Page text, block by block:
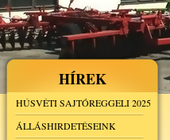
HÍREK
HÚSVÉTI SAJTÓREGGELI 2025
ÁLLÁSHIRDETÉSEINK